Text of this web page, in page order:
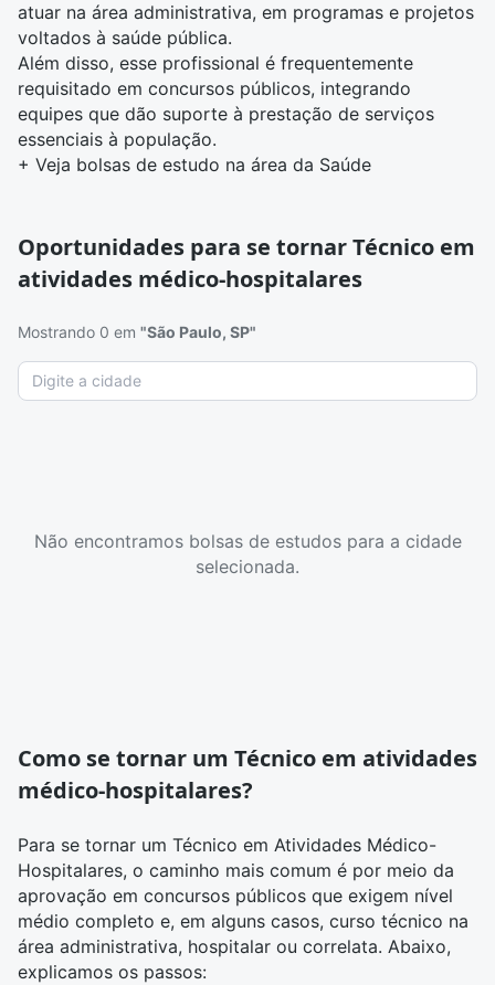
atuar na área administrativa, em programas e projetos
voltados à saúde pública.
Além disso, esse profissional é frequentemente
requisitado em concursos públicos, integrando
equipes que dão suporte à prestação de serviços
essenciais à população.
+ Veja bolsas de estudo na área da Saúde
Oportunidades para se tornar Técnico em
atividades médico-hospitalares
Mostrando 0 em "São Paulo, SP"
Não encontramos bolsas de estudos para a cidade
selecionada.
Como se tornar um Técnico em atividades
médico-hospitalares?
Para se tornar um Técnico em Atividades Médico-
Hospitalares, o caminho mais comum é por meio da
aprovação em concursos públicos que exigem nível
médio completo e, em alguns casos, curso técnico na
área administrativa, hospitalar ou correlata. Abaixo,
explicamos os passos: